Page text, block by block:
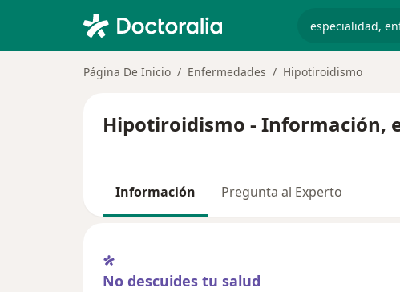
Página De Inicio Enfermedades Hipotiroidismo
Hipotiroidismo - Información,
Información Pregunta al Experto
No descuides tu salud